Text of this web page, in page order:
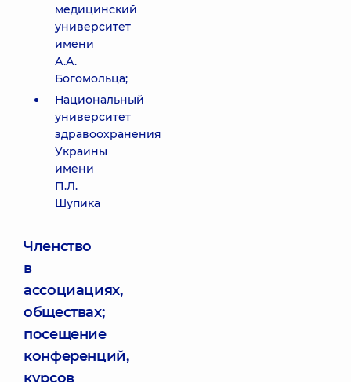
медицинский
университет
имени
А.А.
Богомольца;
Национальный
университет
здравоохранения
Украины
имени
П.Л.
Шупика
Членство
в
ассоциациях,
обществах;
посещение
конференций,
курсов